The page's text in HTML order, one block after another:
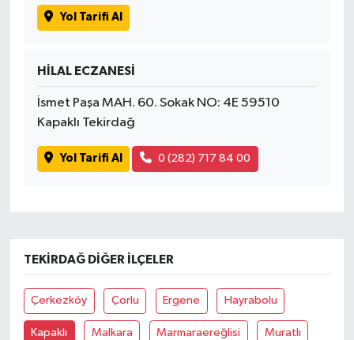
Yol Tarifi Al
HİLAL ECZANESİ
İsmet Paşa MAH. 60. Sokak NO: 4E 59510
Kapaklı Tekirdağ
Yol Tarifi Al 0 (282) 717 84 00
TEKIRDAĞ DIĞER İLÇELER
Çerkezköy Çorlu Ergene Hayrabolu
Kapaklı Malkara Marmaraereğlisi Muratlı